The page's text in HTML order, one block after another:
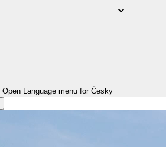
Open Language menu for Česky